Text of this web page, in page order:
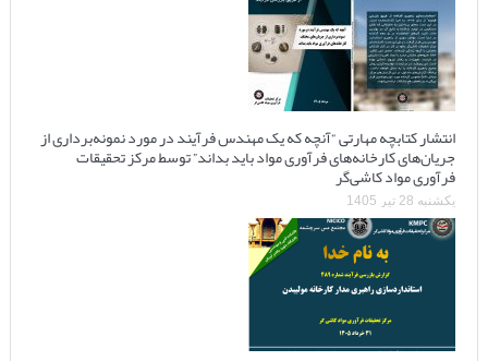
انتشار کتابچه مهارتی “آنچه که یک مهندس فرآیند در مورد نمونه‌برداری از
جریان‌های کارخانه‌های فرآوری مواد باید بداند” توسط مرکز تحقیقات
فرآوری مواد کاشی‌گر
یکشنبه 28 تیر 1405